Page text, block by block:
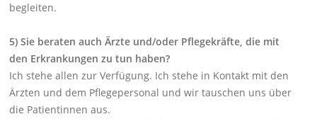
begleiten.
5) Sie beraten auch Ärzte und/oder Pflegekräfte, die mit
den Erkrankungen zu tun haben?
Ich stehe allen zur Verfügung. Ich stehe in Kontakt mit den
Ärzten und dem Pflegepersonal und wir tauschen uns über
die Patientinnen aus.